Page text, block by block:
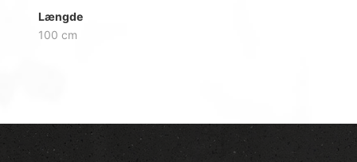
Længde
100 cm